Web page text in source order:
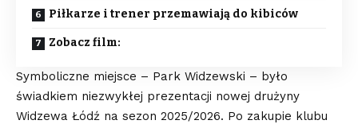
Piłkarze i trener przemawiają do kibiców
Zobacz film:
Symboliczne miejsce – Park Widzewski – było
świadkiem niezwykłej prezentacji nowej drużyny
Widzewa Łódź na sezon 2025/2026. Po zakupie klubu